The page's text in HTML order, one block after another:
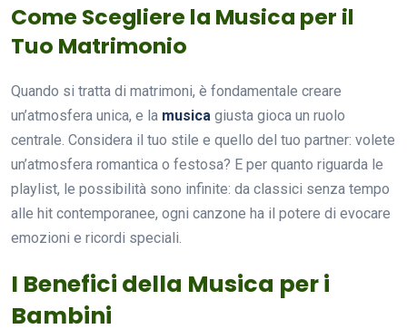
Come Scegliere la Musica per il
Tuo Matrimonio
Quando si tratta di matrimoni, è fondamentale creare
un’atmosfera unica, e la musica giusta gioca un ruolo
centrale. Considera il tuo stile e quello del tuo partner: volete
un’atmosfera romantica o festosa? E per quanto riguarda le
playlist, le possibilità sono infinite: da classici senza tempo
alle hit contemporanee, ogni canzone ha il potere di evocare
emozioni e ricordi speciali.
I Benefici della Musica per i
Bambini